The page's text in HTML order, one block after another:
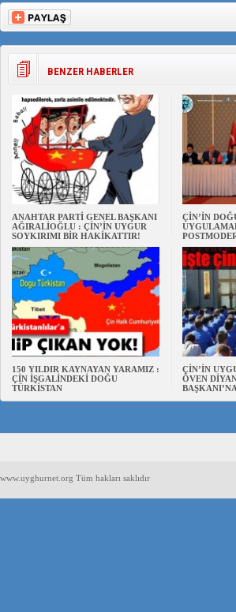
BENZER HABERLER
ANAHTAR PARTİ GENEL BAŞKANI
AĞIRALİOĞLU : ÇİN’İN UYGUR
SOYKIRIMI BİR HAKİKATTIR!
ÇİN’İN
150 YILDIR KAYNAYAN YARAMIZ :
ÇİN İŞGALİNDEKİ DOĞU
TÜRKİSTAN
ÇİN’İN
ÖVEN
www.uyghurnet.org Tüm hakları saklıdır